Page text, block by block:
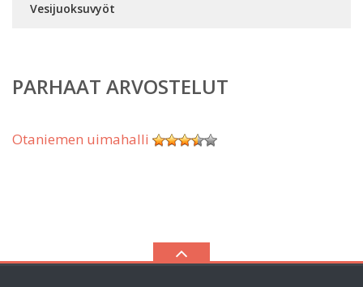
Vesijuoksuvyöt
PARHAAT ARVOSTELUT
Otaniemen uimahalli